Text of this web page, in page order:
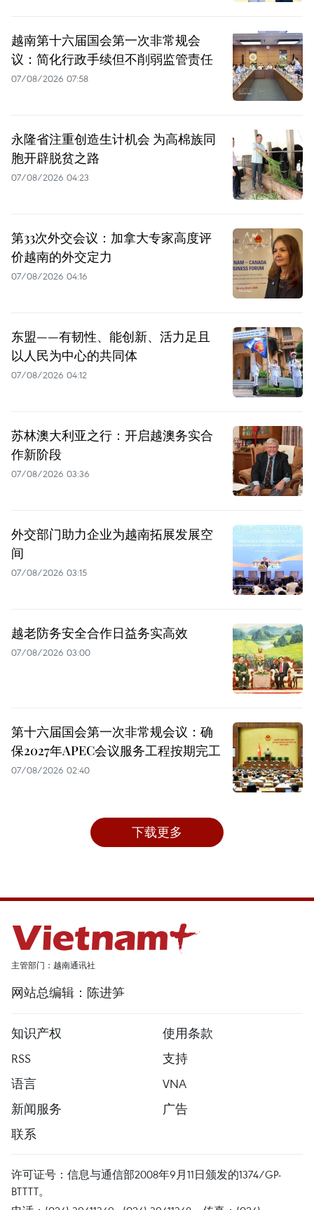
越南第十六届国会第一次非常规会
议：简化行政手续但不削弱监管责任
07/08/2026 07:58
永隆省注重创造生计机会 为高棉族同
胞开辟脱贫之路
07/08/2026 04:23
第33次外交会议：加拿大专家高度评
价越南的外交定力
07/08/2026 04:16
东盟——有韧性、能创新、活力足且
以人民为中心的共同体
07/08/2026 04:12
苏林澳大利亚之行：开启越澳务实合
作新阶段
07/08/2026 03:36
外交部门助力企业为越南拓展发展空
间
07/08/2026 03:15
越老防务安全合作日益务实高效
07/08/2026 03:00
第十六届国会第一次非常规会议：确
保2027年APEC会议服务工程按期完工
07/08/2026 02:40
下载更多
主管部门：越南通讯社
网站总编辑：陈进笋
知识产权
使用条款
RSS
支持
语言
VNA
新闻服务
广告
联系
许可证号：信息与通信部2008年9月11日颁发的1374/GP-
BTTTT。